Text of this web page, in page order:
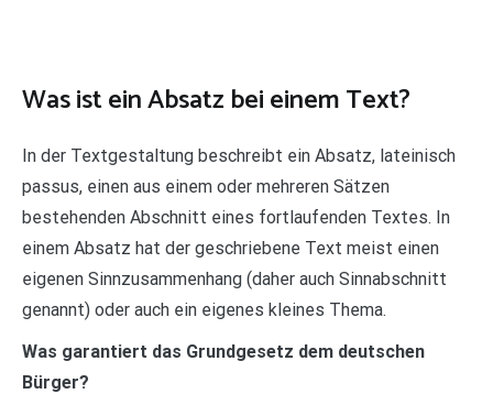
Was ist ein Absatz bei einem Text?
In der Textgestaltung beschreibt ein Absatz, lateinisch
passus, einen aus einem oder mehreren Sätzen
bestehenden Abschnitt eines fortlaufenden Textes. In
einem Absatz hat der geschriebene Text meist einen
eigenen Sinnzusammenhang (daher auch Sinnabschnitt
genannt) oder auch ein eigenes kleines Thema.
Was garantiert das Grundgesetz dem deutschen
Bürger?